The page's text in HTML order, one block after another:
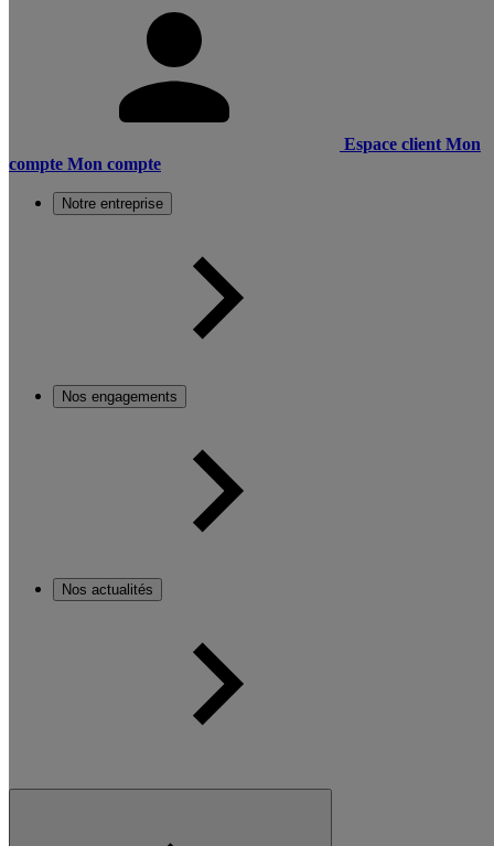
Espace client Mon
compte Mon compte
Notre entreprise
Nos engagements
Nos actualités